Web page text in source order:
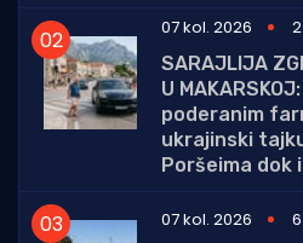
07 kol. 2026
SARAJLIJA
U
poderanim
ukrajinski
Poršeima dok
07 kol. 2026